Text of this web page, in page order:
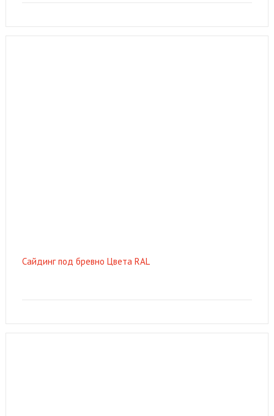
Сайдинг под бревно Цвета RAL